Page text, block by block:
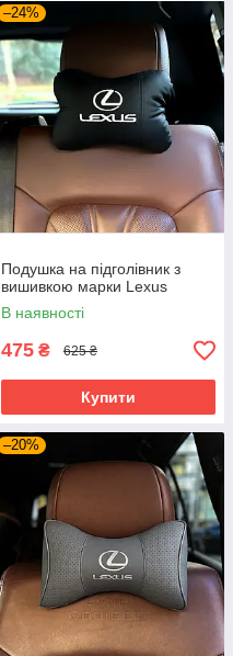
–24%
Подушка на підголівник з
вишивкою марки Lexus
В наявності
475 ₴ 625 ₴
Купити
–20%